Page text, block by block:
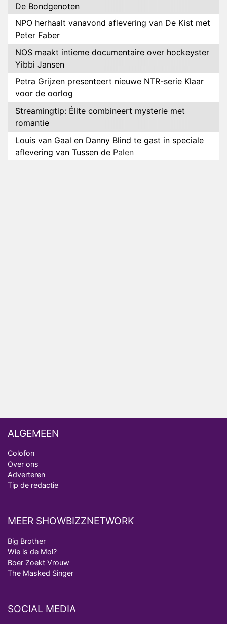
De Bondgenoten
NPO herhaalt vanavond aflevering van De Kist met
Peter Faber
NOS maakt intieme documentaire over hockeyster
Yibbi Jansen
Petra Grijzen presenteert nieuwe NTR-serie Klaar
voor de oorlog
Streamingtip: Élite combineert mysterie met
romantie
Louis van Gaal en Danny Blind te gast in speciale
aflevering van Tussen de Palen
ALGEMEEN
Colofon
Over ons
Adverteren
Tip de redactie
MEER SHOWBIZZNETWORK
Big Brother
Wie is de Mol?
Boer Zoekt Vrouw
The Masked Singer
SOCIAL MEDIA